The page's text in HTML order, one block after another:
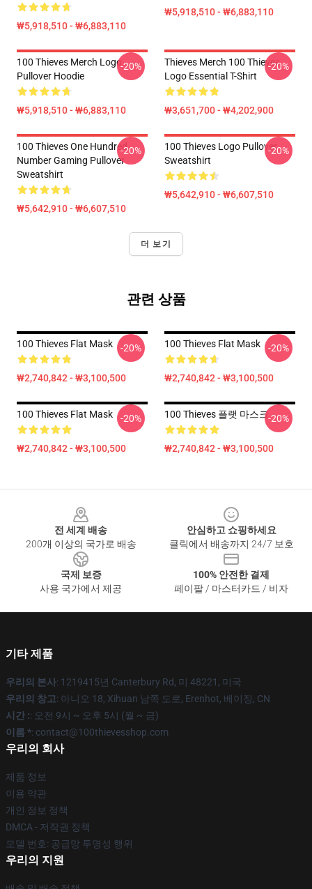
₩5,918,510 - ₩6,883,110
₩5,918,510 - ₩6,883,110
100 Thieves Merch Logo
Pullover Hoodie
₩5,918,510 - ₩6,883,110
-20%
Thieves Merch 100 Thieves
Logo Essential T-Shirt
₩3,651,700 - ₩4,202,900
-20%
100 Thieves One Hundred
Number Gaming Pullover
Sweatshirt
₩5,642,910 - ₩6,607,510
-20%
100 Thieves Logo Pullover
Sweatshirt
₩5,642,910 - ₩6,607,510
-20%
더 보기
관련 상품
100 Thieves Flat Mask
₩2,740,842 - ₩3,100,500
-20% 100 Thieves Flat Mask
₩2,740,842 - ₩3,100,500
-20%
100 Thieves Flat Mask
₩2,740,842 - ₩3,100,500
-20% 100 Thieves 플랫 마스크
₩2,740,842 - ₩3,100,500
-20%
전 세계 배송
200개 이상의 국가로 배송
안심하고 쇼핑하세요
클릭에서 배송까지 24/7 보호
국제 보증
사용 국가에서 제공
100% 안전한 결제
페이팔 / 마스터카드 / 비자
기타 제품
우리의 본사: 1219415년 Canterbury Rd, 미 48221, 미국
우리의 창고: 아니오 18, Xihuan 남쪽 도로, Erenhot, 베이징, CN
시간 :: 오전 9시 ~ 오후 5시 (월 ~ 금)
이름 *: contact@100thievesshop.com
우리의 회사
제품 정보
이용 약관
개인 정보 정책
DMCA - 저작권 정책
모델 번호: 공급망 투명성 행위
우리의 지원